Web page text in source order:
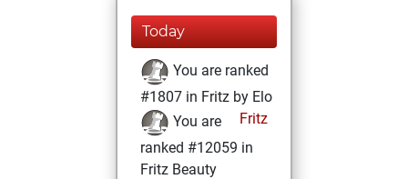
Today
You are ranked
#1807 in Fritz by Elo
Fritz
You are
ranked #12059 in
Fritz Beauty